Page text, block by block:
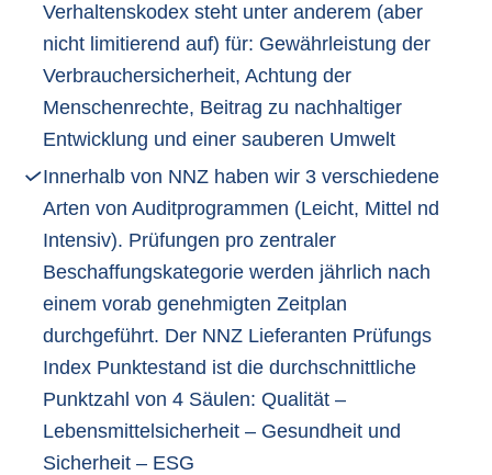
Verhaltenskodex steht unter anderem (aber
nicht limitierend auf) für: Gewährleistung der
Verbrauchersicherheit, Achtung der
Menschenrechte, Beitrag zu nachhaltiger
Entwicklung und einer sauberen Umwelt
Innerhalb von NNZ haben wir 3 verschiedene
Arten von Auditprogrammen (Leicht, Mittel nd
Intensiv). Prüfungen pro zentraler
Beschaffungskategorie werden jährlich nach
einem vorab genehmigten Zeitplan
durchgeführt. Der NNZ Lieferanten Prüfungs
Index Punktestand ist die durchschnittliche
Punktzahl von 4 Säulen: Qualität –
Lebensmittelsicherheit – Gesundheit und
Sicherheit – ESG